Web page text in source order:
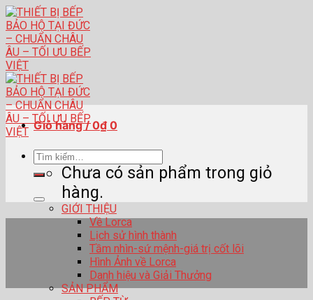
Skip
to
content
Tìm
kiếm:
GIỚI THIỆU
Về Lorca
Lịch sử hình thành
Tầm nhìn-sứ mệnh-giá trị cốt lõi
Hình Ảnh về Lorca
Danh hiệu và Giải Thưởng
SẢN PHẨM
Giỏ hàng /0₫ 0
Chưa có sản phẩm trong giỏ
hàng.